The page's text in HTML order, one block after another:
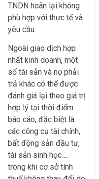
TNDN hoãn lại không
phù hợp với thực tế và
yêu cầu
Ngoài giao dịch hợp
nhất kinh doanh, một
số tài sản và nợ phải
trả khác có thể được
đánh giá lại theo giá trị
hợp lý tại thời điểm
báo cáo, đặc biệt là
các công cụ tài chính,
bất động sản đầu tư,
tài sản sinh học….
trong khi cơ sở tính